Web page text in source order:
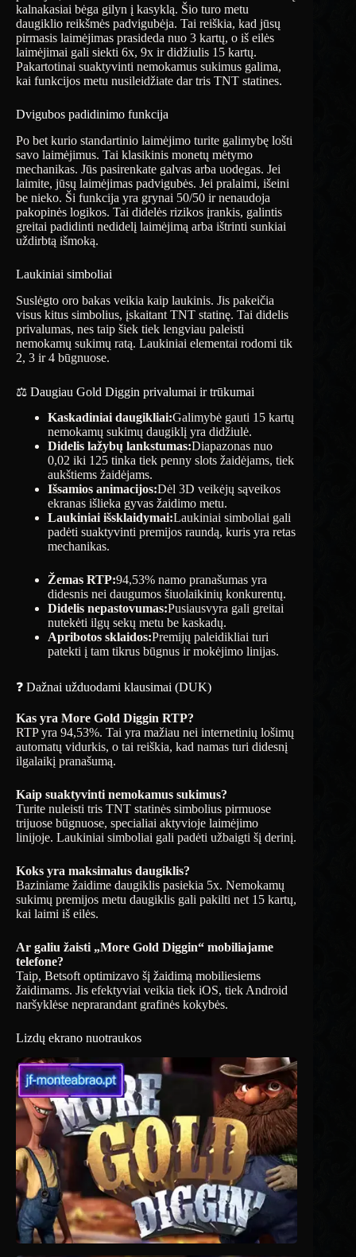
kalnakasiai bėga gilyn į kasyklą. Šio turo metu
daugiklio reikšmės padvigubėja. Tai reiškia, kad jūsų
pirmasis laimėjimas prasideda nuo 3 kartų, o iš eilės
laimėjimai gali siekti 6x, 9x ir didžiulis 15 kartų.
Pakartotinai suaktyvinti nemokamus sukimus galima,
kai funkcijos metu nusileidžiate dar tris TNT statines.
Dvigubos padidinimo funkcija
Po bet kurio standartinio laimėjimo turite galimybę lošti
savo laimėjimus. Tai klasikinis monetų mėtymo
mechanikas. Jūs pasirenkate galvas arba uodegas. Jei
laimite, jūsų laimėjimas padvigubės. Jei pralaimi, išeini
be nieko. Ši funkcija yra grynai 50/50 ir nenaudoja
pakopinės logikos. Tai didelės rizikos įrankis, galintis
greitai padidinti nedidelį laimėjimą arba ištrinti sunkiai
uždirbtą išmoką.
Laukiniai simboliai
Suslėgto oro bakas veikia kaip laukinis. Jis pakeičia
visus kitus simbolius, įskaitant TNT statinę. Tai didelis
privalumas, nes taip šiek tiek lengviau paleisti
nemokamų sukimų ratą. Laukiniai elementai rodomi tik
2, 3 ir 4 būgnuose.
⚖️ Daugiau Gold Diggin privalumai ir trūkumai
Kaskadiniai daugikliai:Galimybė gauti 15 kartų
nemokamų sukimų daugiklį yra didžiulė.
Didelis lažybų lankstumas:Diapazonas nuo
0,02 iki 125 tinka tiek penny slots žaidėjams, tiek
aukštiems žaidėjams.
Išsamios animacijos:Dėl 3D veikėjų sąveikos
ekranas išlieka gyvas žaidimo metu.
Laukiniai išsklaidymai:Laukiniai simboliai gali
padėti suaktyvinti premijos raundą, kuris yra retas
mechanikas.
Žemas RTP:94,53% namo pranašumas yra
didesnis nei daugumos šiuolaikinių konkurentų.
Didelis nepastovumas:Pusiausvyra gali greitai
nutekėti ilgų sekų metu be kaskadų.
Apribotos sklaidos:Premijų paleidikliai turi
patekti į tam tikrus būgnus ir mokėjimo linijas.
❓ Dažnai užduodami klausimai (DUK)
Kas yra More Gold Diggin RTP?
RTP yra 94,53%. Tai yra mažiau nei internetinių lošimų
automatų vidurkis, o tai reiškia, kad namas turi didesnį
ilgalaikį pranašumą.
Kaip suaktyvinti nemokamus sukimus?
Turite nuleisti tris TNT statinės simbolius pirmuose
trijuose būgnuose, specialiai aktyvioje laimėjimo
linijoje. Laukiniai simboliai gali padėti užbaigti šį derinį.
Koks yra maksimalus daugiklis?
Baziniame žaidime daugiklis pasiekia 5x. Nemokamų
sukimų premijos metu daugiklis gali pakilti net 15 kartų,
kai laimi iš eilės.
Ar galiu žaisti „More Gold Diggin“ mobiliajame
telefone?
Taip, Betsoft optimizavo šį žaidimą mobiliesiems
žaidimams. Jis efektyviai veikia tiek iOS, tiek Android
naršyklėse neprarandant grafinės kokybės.
Lizdų ekrano nuotraukos